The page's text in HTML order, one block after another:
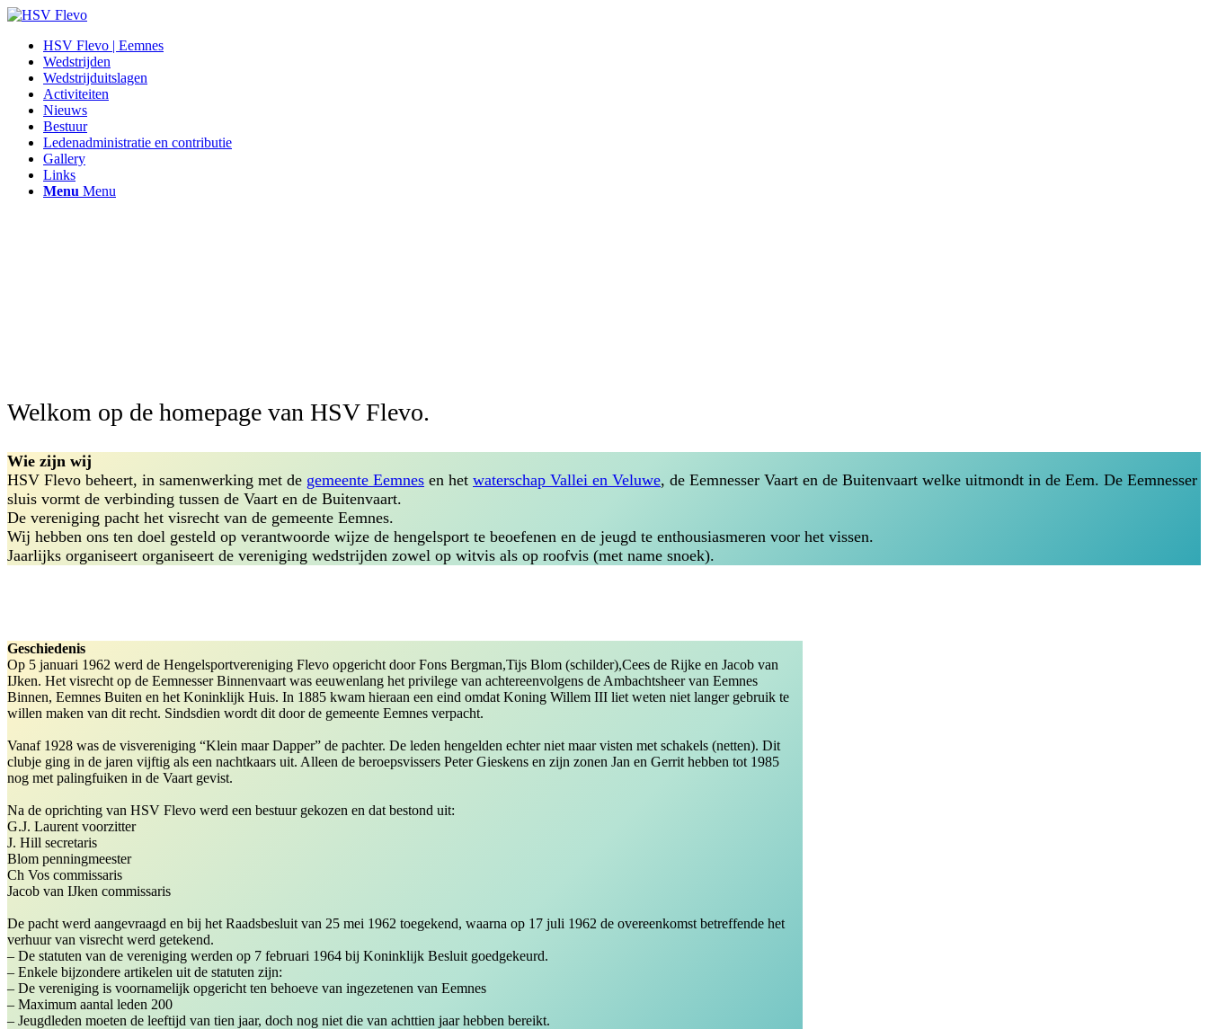
HSV Flevo | Eemnes
Wedstrijden
Wedstrijduitslagen
Activiteiten
Nieuws
Bestuur
Ledenadministratie en contributie
Gallery
Links
Menu Menu
Welkom op de homepage van HSV Flevo.
Wie zijn wij
HSV Flevo beheert, in samenwerking met de gemeente Eemnes en het waterschap Vallei en Veluwe, de Eemnesser Vaart en de Buitenvaart welke uitmondt in de Eem. De Eemnesser
sluis vormt de verbinding tussen de Vaart en de Buitenvaart.
De vereniging pacht het visrecht van de gemeente Eemnes.
Wij hebben ons ten doel gesteld op verantwoorde wijze de hengelsport te beoefenen en de jeugd te enthousiasmeren voor het vissen.
Jaarlijks organiseert organiseert de vereniging wedstrijden zowel op witvis als op roofvis (met name snoek).
Geschiedenis
Op 5 januari 1962 werd de Hengelsportvereniging Flevo opgericht door Fons Bergman,Tijs Blom (schilder),Cees de Rijke en Jacob van
IJken. Het visrecht op de Eemnesser Binnenvaart was eeuwenlang het privilege van achtereenvolgens de Ambachtsheer van Eemnes
Binnen, Eemnes Buiten en het Koninklijk Huis. In 1885 kwam hieraan een eind omdat Koning Willem III liet weten niet langer gebruik te
willen maken van dit recht. Sindsdien wordt dit door de gemeente Eemnes verpacht.
Vanaf 1928 was de visvereniging “Klein maar Dapper” de pachter. De leden hengelden echter niet maar visten met schakels (netten). Dit
clubje ging in de jaren vijftig als een nachtkaars uit. Alleen de beroepsvissers Peter Gieskens en zijn zonen Jan en Gerrit hebben tot 1985
nog met palingfuiken in de Vaart gevist.
Na de oprichting van HSV Flevo werd een bestuur gekozen en dat bestond uit:
G.J. Laurent voorzitter
J. Hill secretaris
Blom penningmeester
Ch Vos commissaris
Jacob van IJken commissaris
De pacht werd aangevraagd en bij het Raadsbesluit van 25 mei 1962 toegekend, waarna op 17 juli 1962 de overeenkomst betreffende het
verhuur van visrecht werd getekend.
– De statuten van de vereniging werden op 7 februari 1964 bij Koninklijk Besluit goedgekeurd.
– Enkele bijzondere artikelen uit de statuten zijn:
– De vereniging is voornamelijk opgericht ten behoeve van ingezetenen van Eemnes
– Maximum aantal leden 200
– Jeugdleden moeten de leeftijd van tien jaar, doch nog niet die van achttien jaar hebben bereikt.